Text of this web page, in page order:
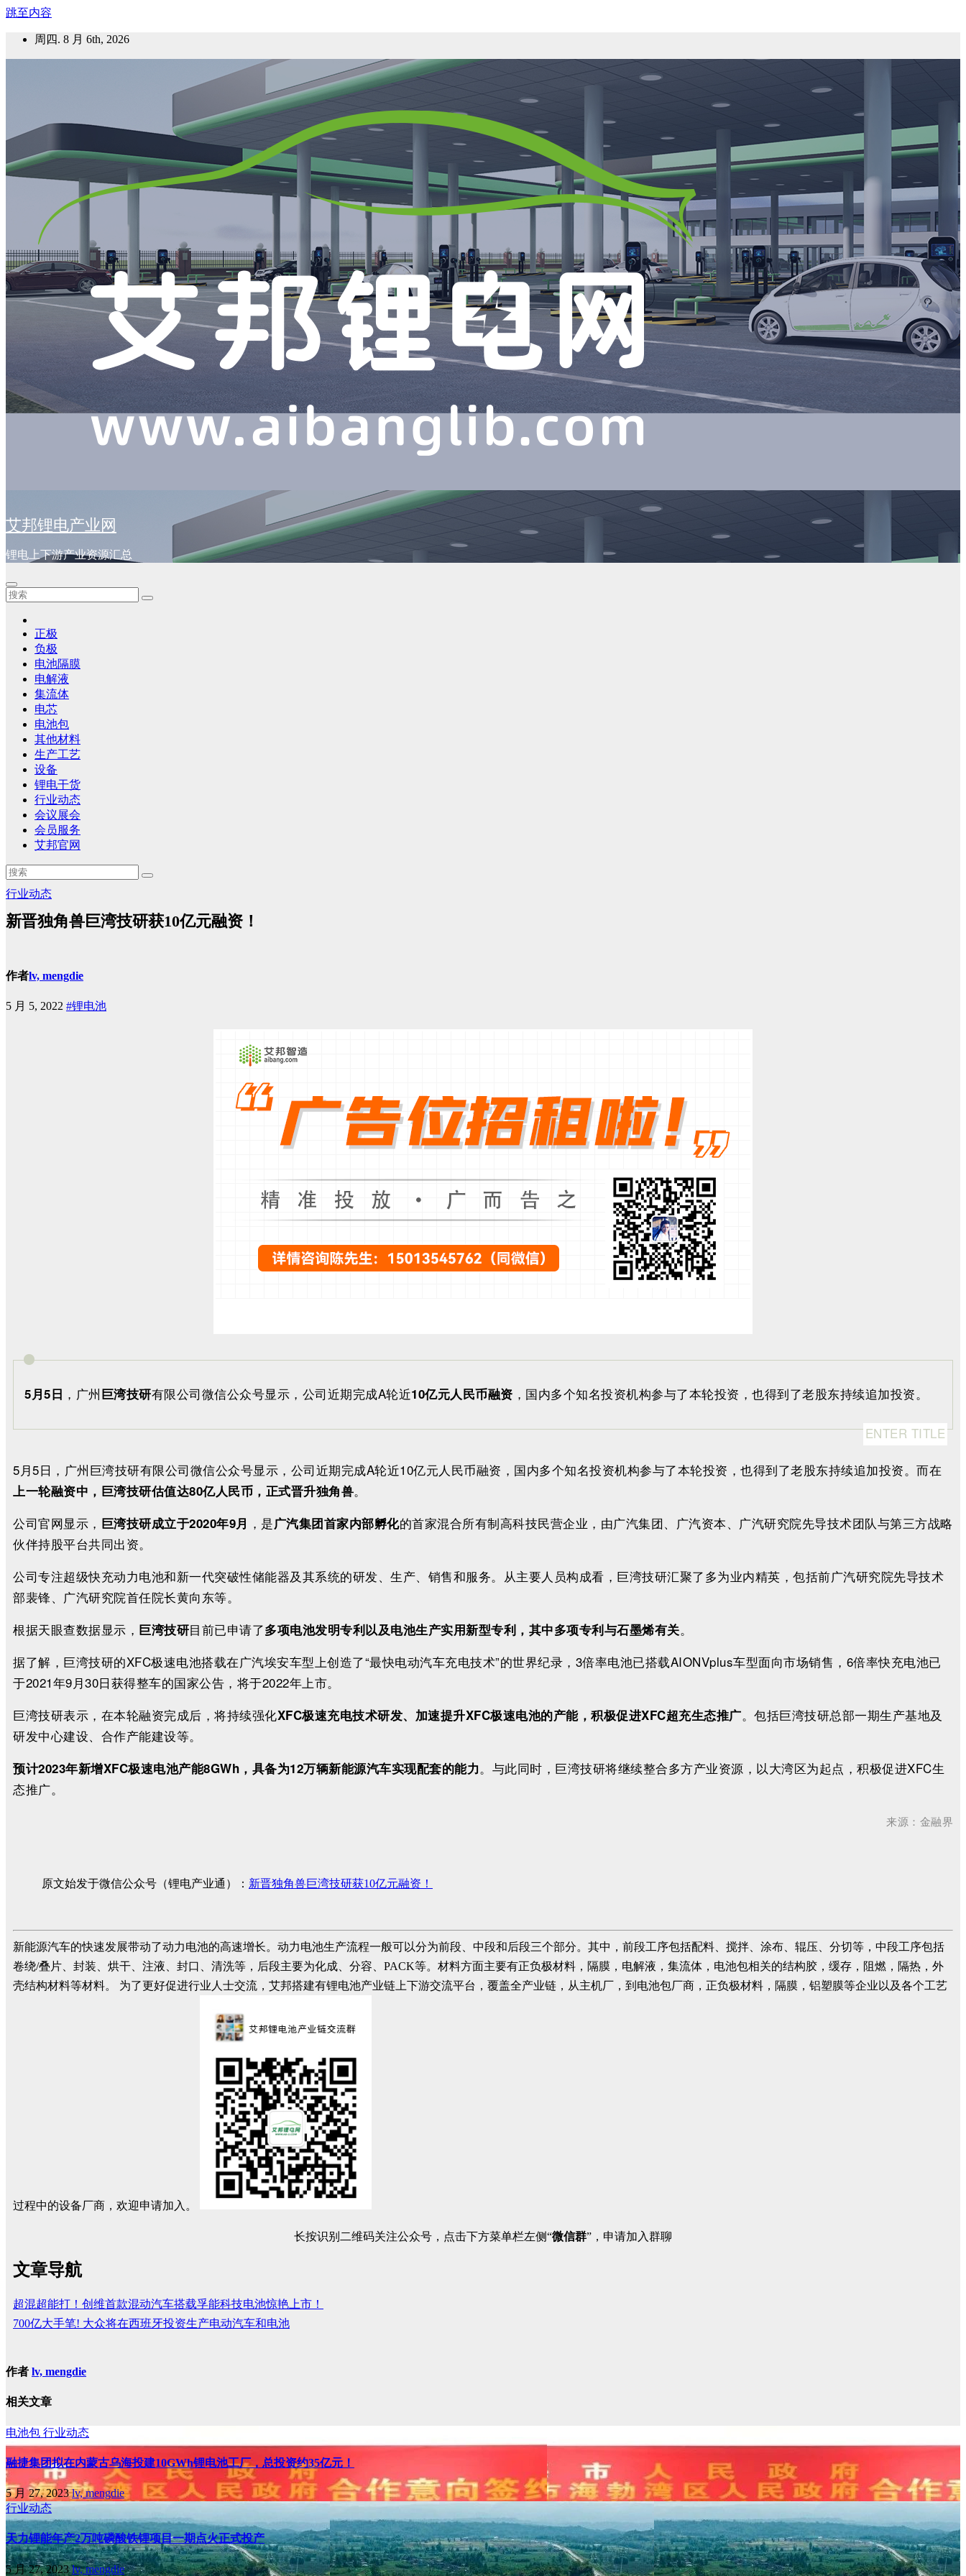
跳至内容
周四. 8 月 6th, 2026
艾邦锂电产业网
锂电上下游产业资源汇总
正极
负极
电池隔膜
电解液
集流体
电芯
电池包
其他材料
生产工艺
设备
锂电干货
行业动态
会议展会
会员服务
艾邦官网
行业动态
新晋独角兽巨湾技研获10亿元融资！
作者lv, mengdie
5 月 5, 2022 #锂电池
5月5日 ，广州巨湾技研有限公司微信公众号显示，公司近期完成A轮近10亿元人民币融资 ，国内多个知名投资机构参与了本轮投资，也得到了老股东持续追加投资。
ENTER TITLE
5月5日，广州巨湾技研有限公司微信公众号显示，公司近期完成A轮近10亿元人民币融资，国内多个知名投资机构参与了本轮投资，也得到了老股东持续追加投资。而在
上一轮融资中，巨湾技研估值达80亿人民币，正式晋升独角兽。
公司官网显示， 巨湾技研成立于2020年9月 ，是广汽集团首家内部孵化的首家混合所有制高科技民营企业，由广汽集团、广汽资本、广汽研究院先导技术团队与第三方战略
伙伴持股平台共同出资。
公司专注超级快充动力电池和新一代突破性储能器及其系统的研发、生产、销售和服务。从主要人员构成看，巨湾技研汇聚了多为业内精英，包括前广汽研究院先导技术
部裴锋、广汽研究院首任院长黄向东等。
根据天眼查数据显示， 巨湾技研目前已申请了多项电池发明专利以及电池生产实用新型专利，其中多项专利与石墨烯有关。
据了解，巨湾技研的XFC极速电池搭载在广汽埃安车型上创造了“最快电动汽车充电技术”的世界纪录，3倍率电池已搭载AIONVplus车型面向市场销售，6倍率快充电池已
于2021年9月30日获得整车的国家公告，将于2022年上市。
巨湾技研表示，在本轮融资完成后，将持续强化XFC极速充电技术研发、加速提升XFC极速电池的产能，积极促进XFC超充生态推广。包括巨湾技研总部一期生产基地及
研发中心建设、合作产能建设等。
预计2023年新增XFC极速电池产能8GWh，具备为12万辆新能源汽车实现配套的能力。与此同时，巨湾技研将继续整合多方产业资源，以大湾区为起点，积极促进XFC生
态推广。
来源：金融界
原文始发于微信公众号（锂电产业通）： 新晋独角兽巨湾技研获10亿元融资！
新能源汽车的快速发展带动了动力电池的高速增长。动力电池生产流程一般可以分为前段、中段和后段三个部分。其中，前段工序包括配料、搅拌、涂布、辊压、分切等，中段工序包括
卷绕/叠片、封装、烘干、注液、封口、清洗等，后段主要为化成、分容、PACK等。材料方面主要有正负极材料，隔膜，电解液，集流体，电池包相关的结构胶，缓存，阻燃，隔热，外
壳结构材料等材料。 为了更好促进行业人士交流，艾邦搭建有锂电池产业链上下游交流平台，覆盖全产业链，从主机厂，到电池包厂商，正负极材料，隔膜，铝塑膜等企业以及各个工艺
过程中的设备厂商，欢迎申请加入。
长按识别二维码关注公众号，点击下方菜单栏左侧“微信群”，申请加入群聊
文章导航
超混超能打！创维首款混动汽车搭载孚能科技电池惊艳上市！
700亿大手笔! 大众将在西班牙投资生产电动汽车和电池
作者 lv, mengdie
相关文章
电池包 行业动态
融捷集团拟在内蒙古乌海投建10GWh锂电池工厂，总投资约35亿元！
5 月 27, 2023lv, mengdie
行业动态
天力锂能年产2万吨磷酸铁锂项目一期点火正式投产
5 月 27, 2023lv, mengdie